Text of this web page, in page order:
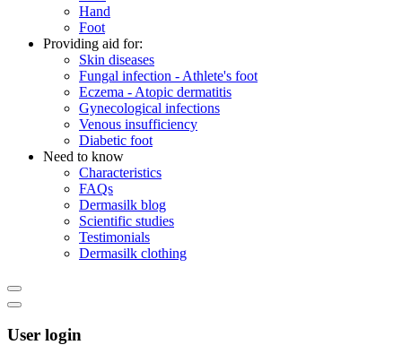
Hand
Foot
Providing aid for:
Skin diseases
Fungal infection - Athlete's foot
Eczema - Atopic dermatitis
Gynecological infections
Venous insufficiency
Diabetic foot
Need to know
Characteristics
FAQs
Dermasilk blog
Scientific studies
Testimonials
Dermasilk clothing
User login